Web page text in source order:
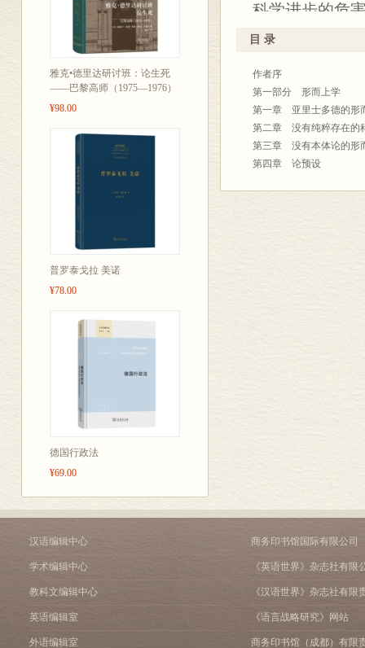
雅克•德里达研讨班：论生死
——巴黎高师（1975—1976）
¥98.00
普罗泰戈拉 美诺
¥78.00
德国行政法
¥69.00
科学进步的危
的形而上学、
近代思想史乃
目 录
作者序
第一部分 形而上学
第一章 亚里士多德的形
第二章 没有纯粹存在的
第三章 没有本体论的形
第四章 论预设
B 康德的形而上学
第二十四章 作为先验分
第二十五章 直观的公理
第二十六章 知觉的预测
汉语编辑中心
学术编辑中心
教科文编辑中心
英语编辑室
外语编辑室
商务印书馆国际有限公司
《英语世界》杂志社有限
《汉语世界》杂志社有限
《语言战略研究》网站
商务印书馆（成都）有限